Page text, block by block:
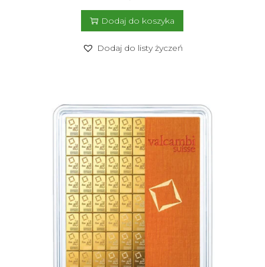
Dodaj do koszyka
Dodaj do listy życzeń